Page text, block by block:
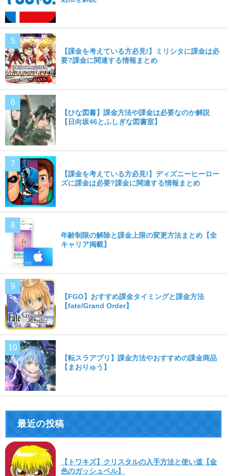
【課金を考えている方必見!】ミリシタに課金は必
要?課金に関連する情報まとめ
【ひな図書】課金方法や課金は必要なのか解説
【日向坂46とふしぎな図書室】
【課金を考えている方必見!】ディズニーヒーロー
ズに課金は必要?課金に関連する情報まとめ
年齢制限の解除と課金上限の変更方法まとめ【全
キャリア掲載】
【FGO】おすすめ課金タイミングと課金方法
【fate/Grand Order】
【転スラアプリ】課金方法やおすすめの課金商品
【まおりゅう】
最近の投稿
【トワキズ】クリスタルの入手方法と使い道【金
色のガッシュベル】